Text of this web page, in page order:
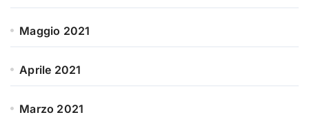
Maggio 2021
Aprile 2021
Marzo 2021